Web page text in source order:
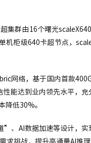
集群由16个曙光
机柜级640卡超节点，
网络，基于国内首款
能达到业内领先水平，
降低30%。
、AI数据加速等设计，
求挑战，提升高通量AI推